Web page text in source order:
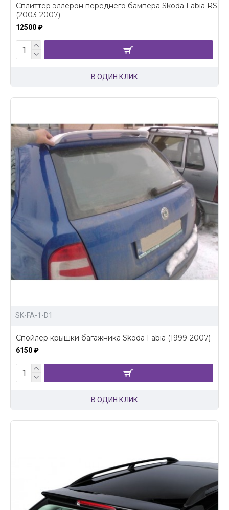
Сплиттер эллерон переднего бампера Skoda Fabia RS
(2003-2007)
12500 ₽
В ОДИН КЛИК
SK-FA-1-D1
Спойлер крышки багажника Skoda Fabia (1999-2007)
6150 ₽
В ОДИН КЛИК